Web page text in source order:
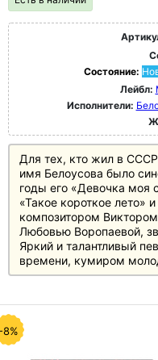
Состояние:
Лейбл:
Исполнители:
Для тех, кто жил в
имя Белоусова было
годы его «Девочка моя
«Такое короткое лето»
композитором
Любовью Воропаевой,
Яркий и талантливый
времени, кумиром
8%